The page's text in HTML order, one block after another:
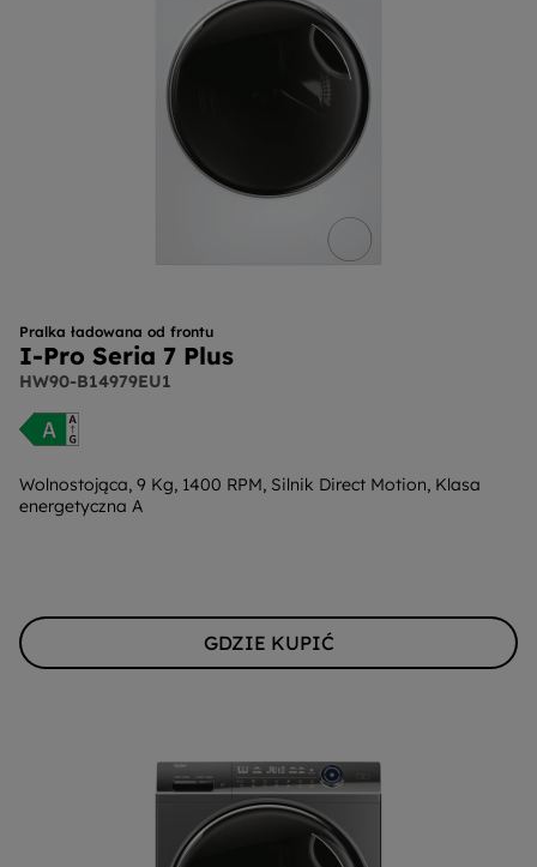
Pralka ładowana od frontu
I-Pro Seria 7 Plus
HW90-B14979EU1
Wolnostojąca, 9 Kg, 1400 RPM, Silnik Direct Motion, Klasa
energetyczna A
GDZIE KUPIĆ